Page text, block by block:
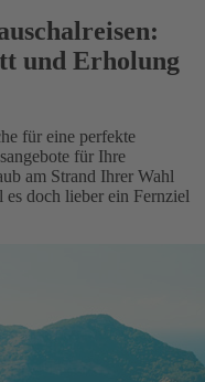
und Erholung
für eine perfekte
für Ihre
am Strand Ihrer Wahl
doch lieber ein Fernziel